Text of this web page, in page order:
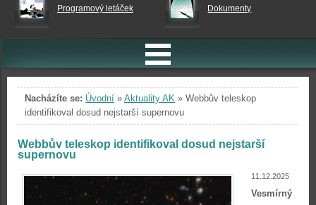
Programový letáček Dokumenty
Nacházíte se: Úvodní » Aktuality AK » Webbův teleskop
identifikoval dosud nejstarší supernovu
Webbův teleskop identifikoval dosud nejstarší
supernovu
11.12.2025
Vesmírný